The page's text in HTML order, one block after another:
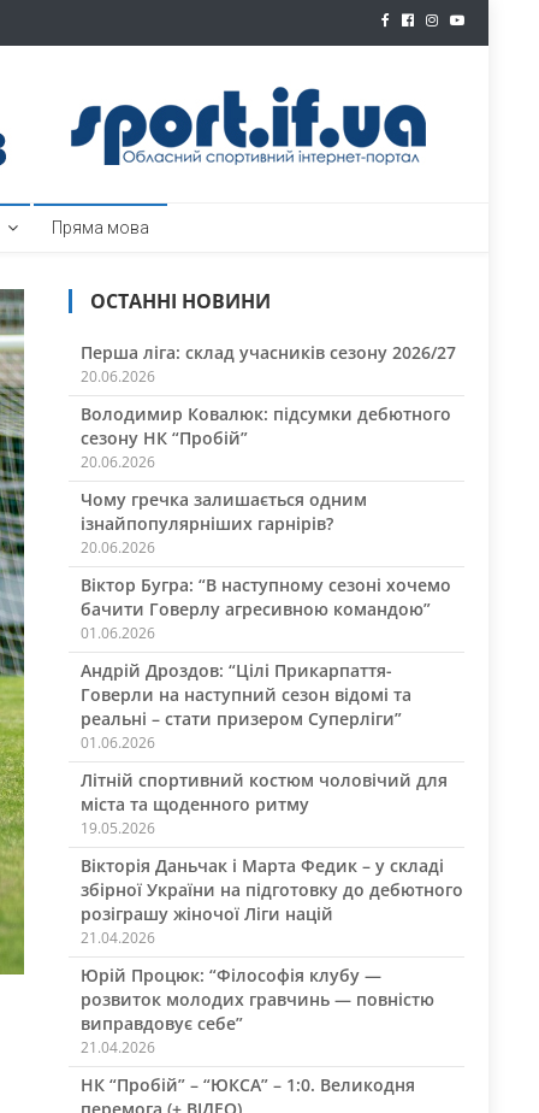
Пряма мова
ОСТАННІ НОВИНИ
Перша ліга: склад учасників сезону 2026/27
20.06.2026
Володимир Ковалюк: підсумки дебютного
сезону НК “Пробій”
20.06.2026
Чому гречка залишається одним
ізнайпопулярніших гарнірів?
20.06.2026
Віктор Бугра: “В наступному сезоні хочемо
бачити Говерлу агресивною командою”
01.06.2026
Андрій Дроздов: “Цілі Прикарпаття-
Говерли на наступний сезон відомі та
реальні – стати призером Суперліги”
01.06.2026
Літній спортивний костюм чоловічий для
міста та щоденного ритму
19.05.2026
Вікторія Даньчак і Марта Федик – у складі
збірної України на підготовку до дебютного
розіграшу жіночої Ліги націй
21.04.2026
Юрій Процюк: “Філософія клубу —
розвиток молодих гравчинь — повністю
виправдовує себе”
21.04.2026
НК “Пробій” – “ЮКСА” – 1:0. Великодня